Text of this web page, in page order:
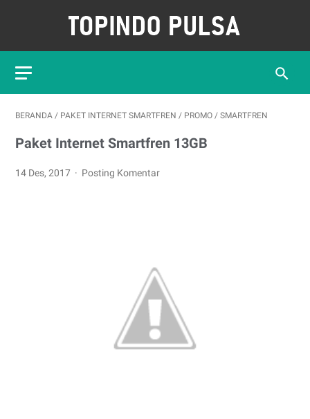
BERANDA / PAKET INTERNET SMARTFREN / PROMO / SMARTFREN
Paket Internet Smartfren 13GB
14 Des, 2017 Posting Komentar